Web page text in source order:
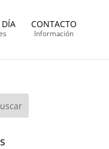
CONTACTO
Información